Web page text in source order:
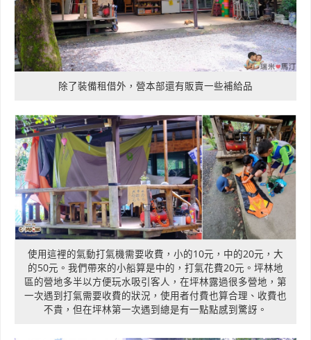
除了裝備租借外，營本部還有販賣一些補給品
使用這裡的氣動打氣機需要收費，小的10元，中的20元，大
的50元。我們帶來的小船算是中的，打氣花費20元。坪林地
區的營地多半以方便玩水吸引客人，在坪林露過很多營地，第
一次遇到打氣需要收費的狀況，使用者付費也算合理、收費也
不貴，但在坪林第一次遇到總是有一點點感到驚訝。